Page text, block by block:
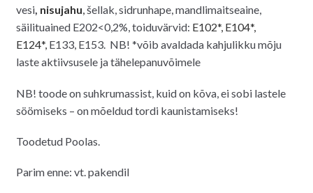
vesi, nisujahu,šellak, sidrunhape, mandlimaitseaine,
säilituained E202<0,2%, toiduvärvid: E102*, E104*,
E124*,E133, E153. NB! *võib avaldada kahjulikku mõju
laste aktiivsusele ja tähelepanuvõimele
NB! toode on suhkrumassist, kuid on kõva, ei sobi lastele
söömiseks – on mõeldud tordi kaunistamiseks!
Toodetud Poolas.
Parim enne: vt. pakendil